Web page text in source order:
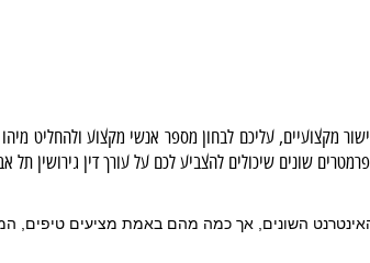
מקצועיים, עליכם לבחון מספר אנשי מקצוע ולהחליט מיהו
שונים שיכולים להצביע לכם על עורך דין גירושין תל
השונים, אך כמה מהם באמת מציעים טיפים,